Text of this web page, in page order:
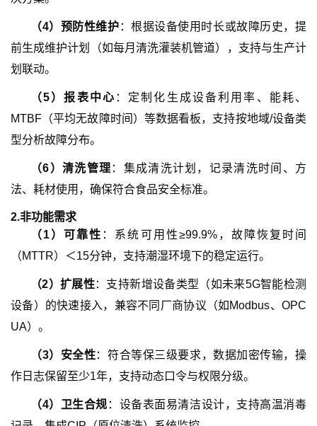
（4）预防性维护 ：根据设备使用时长或故障历史，提
前生成维护计划（如每月清洗灌装机管道），支持与生产计
划联动。
（5）报表中心 ：定制化生成设备利用率、能耗、
MTBF（平均无故障时间）等数据看板，支持按地域/设备类
型分析故障分布。
（6）清洗管理 ：集成清洗计划，记录清洗时间、方
法、耗材使用，确保符合食品安全标准。
2.非功能需求
（ 1）可靠性 ：系统可用性≥99.9%，故障恢复时间
（MTTR）＜15分钟，支持潮湿环境下的稳定运行。
（2）扩展性：支持新增设备类型（如未来5G智能检测
设备）的快速接入，兼容不同厂商协议（如Modbus、OPC
UA）。
（3） 安全性：符合等保三级要求，数据加密传输，操
作日志保留至少1年，支持动态口令与权限分级。
（4） 卫生合规 ：设备表面易清洁设计，支持高温消毒